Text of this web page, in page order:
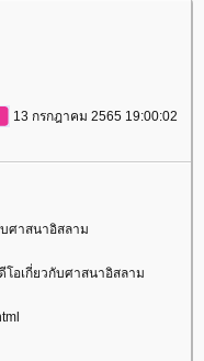
13 กรกฎาคม 2565 19:00:02
ศาสนาอิสลาม
อเกี่ยวกับศาสนาอิสลาม